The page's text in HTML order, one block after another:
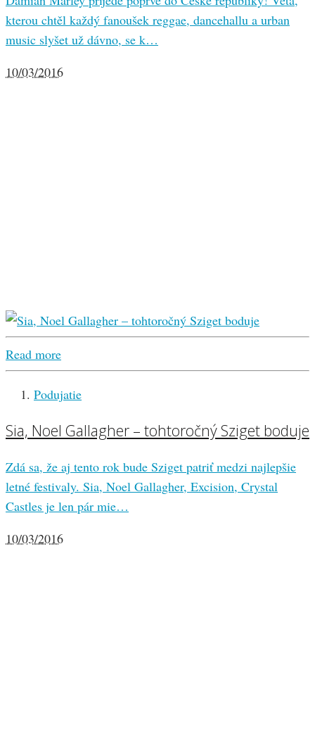
kterou chtěl každý fanoušek reggae, dancehallu a urban
music slyšet už dávno, se k…
10/03/2016
Read more
Podujatie
Sia, Noel Gallagher – tohtoročný Sziget boduje
Zdá sa, že aj tento rok bude Sziget patriť medzi najlepšie
letné festivaly. Sia, Noel Gallagher, Excision, Crystal
Castles je len pár mie…
10/03/2016